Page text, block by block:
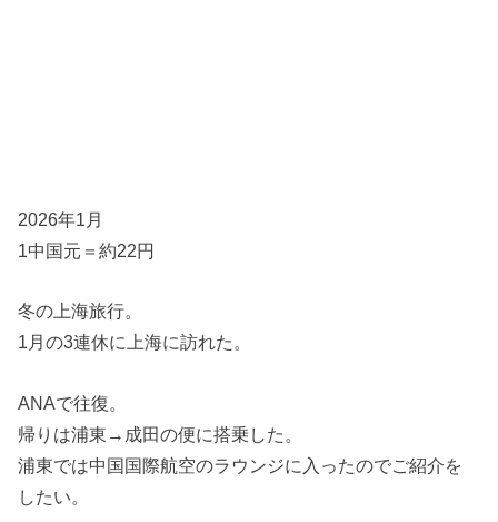
2026年1月
1中国元＝約22円
冬の上海旅行。
1月の3連休に上海に訪れた。
ANAで往復。
帰りは浦東→成田の便に搭乗した。
浦東では中国国際航空のラウンジに入ったのでご紹介を
したい。